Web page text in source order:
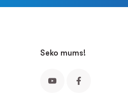
Seko mums!